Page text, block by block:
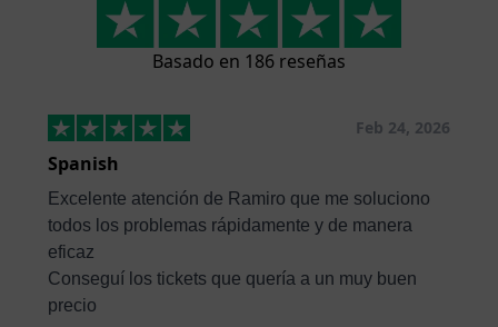
Basado en 186 reseñas
Feb 24, 2026
Spanish
Excelente atención de Ramiro que me soluciono
todos los problemas rápidamente y de manera
eficaz
Conseguí los tickets que quería a un muy buen
precio